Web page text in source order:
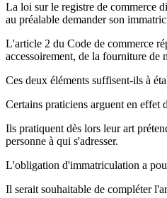
La loi sur le registre de commerce
au préalable demander son
L'article 2 du Code de commerce
accessoirement, de la fourniture de
Ces deux éléments suffisent-ils à
Certains praticiens arguent en effet
Ils pratiquent dès lors leur art
personne à qui s'adresser.
L'obligation d'immatriculation a
Il serait souhaitable de compléter